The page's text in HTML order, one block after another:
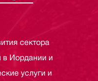
сектора
в Иордании и
услуги и